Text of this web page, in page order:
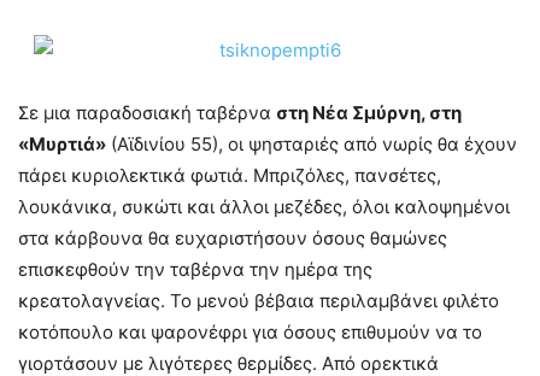
Σε μια παραδοσιακή ταβέρνα στη Νέα Σμύρνη, στη
«Μυρτιά» (Αϊδινίου 55), οι ψησταριές από νωρίς θα έχουν
πάρει κυριολεκτικά φωτιά. Μπριζόλες, πανσέτες,
λουκάνικα, συκώτι και άλλοι μεζέδες, όλοι καλοψημένοι
στα κάρβουνα θα ευχαριστήσουν όσους θαμώνες
επισκεφθούν την ταβέρνα την ημέρα της
κρεατολαγνείας. Το μενού βέβαια περιλαμβάνει φιλέτο
κοτόπουλο και ψαρονέφρι για όσους επιθυμούν να το
γιορτάσουν με λιγότερες θερμίδες. Από ορεκτικά